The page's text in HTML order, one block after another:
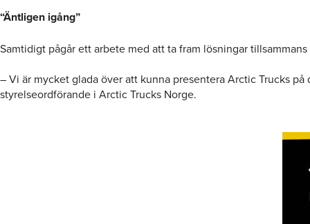
“Äntligen igång”
Samtidigt pågår ett arbete med att ta fram lösningar
– Vi är mycket glada över att kunna presentera Arctic Trucks
styrelseordförande i Arctic Trucks Norge.